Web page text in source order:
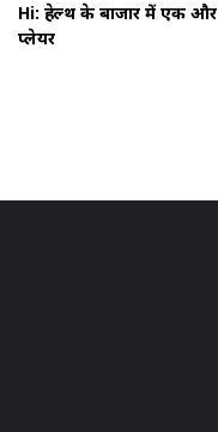
Hi: हेल्थ के बाजार में एक और
प्लेयर